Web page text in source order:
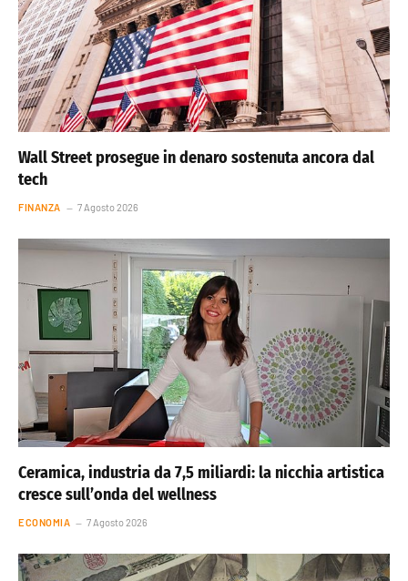
Wall Street prosegue in denaro sostenuta ancora dal
tech
FINANZA 7 Agosto 2026
Ceramica, industria da 7,5 miliardi: la nicchia artistica
cresce sull’onda del wellness
ECONOMIA 7 Agosto 2026